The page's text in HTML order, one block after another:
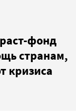
фонд
странам,
кризиса